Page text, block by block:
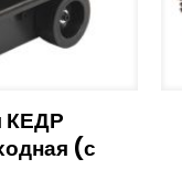
КЕДР
(с